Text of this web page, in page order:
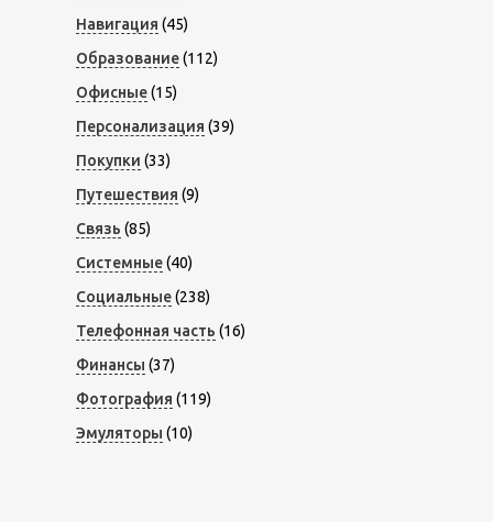
Навигация (45)
Образование(112)
Офисные(15)
Персонализация (39)
Покупки (33)
Путешествия (9)
Связь (85)
Системные(40)
Социальные(238)
Телефонная часть (16)
Финансы (37)
Фотография (119)
Эмуляторы (10)